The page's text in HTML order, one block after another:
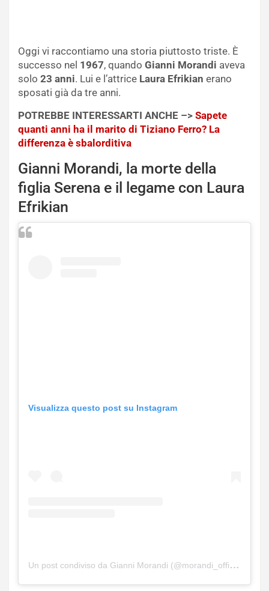
Oggi vi raccontiamo una storia piuttosto triste. È
successo nel 1967, quando Gianni Morandi aveva
solo 23 anni. Lui e l’attrice Laura Efrikian erano
sposati già da tre anni.
POTREBBE INTERESSARTI ANCHE –> Sapete
quanti anni ha il marito di Tiziano Ferro? La
differenza è sbalorditiva
Gianni Morandi, la morte della
figlia Serena e il legame con Laura
Efrikian
Visualizza questo post su Instagram
Un post condiviso da Gianni Morandi (@morandi_official)